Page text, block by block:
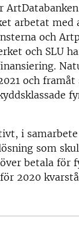
arbetat
och
och SLU
och
i
som
betala för
2020